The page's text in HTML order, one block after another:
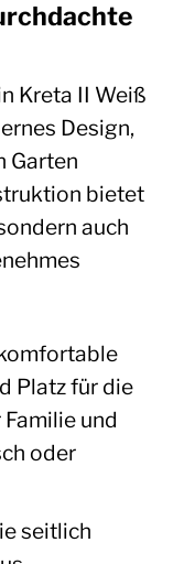
Kreta II Weiß
Design,
Garten
bietet
auch
Platz für die
und
oder
seitlich